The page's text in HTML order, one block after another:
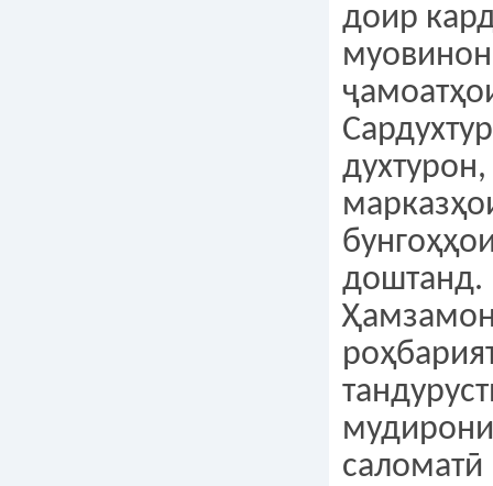
доир
доштанд.
саломатӣ